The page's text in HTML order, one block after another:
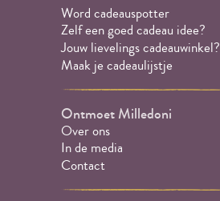
Word cadeauspotter
Zelf een goed cadeau idee?
Jouw lievelings cadeauwinkel?
Maak je cadeaulijstje
Ontmoet Milledoni
Over ons
In de media
Contact